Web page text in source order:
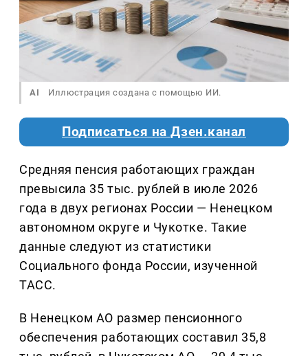
AI Иллюстрация создана с помощью ИИ.
Подписаться на Дзен.канал
Средняя пенсия работающих граждан
превысила 35 тыс. рублей в июле 2026
года в двух регионах России — Ненецком
автономном округе и Чукотке. Такие
данные следуют из статистики
Социального фонда России, изученной
ТАСС.
В Ненецком АО размер пенсионного
обеспечения работающих составил 35,8